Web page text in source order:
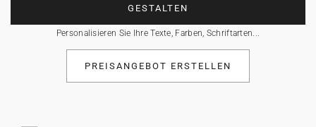
GESTALTEN
Personalisieren Sie Ihre Texte, Farben, Schriftarten...
PREISANGEBOT ERSTELLEN